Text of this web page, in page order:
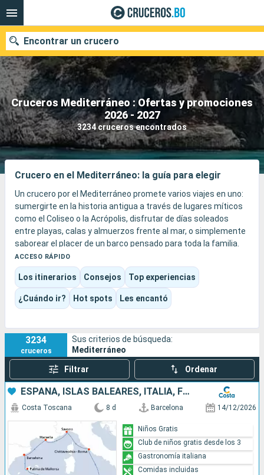
Cruceros Mediterráneo : Ofertas y promociones
2026 - 2027
3234 cruceros encontrados
Encontrar un crucero
Nuestros destinos
Fecha de salida
Puertos Compañías
Buscar
Crucero en el Mediterráneo: la guía para elegir
Un crucero por el Mediterráneo promete varios viajes en uno:
sumergirte en la historia antigua a través de lugares míticos
como el Coliseo o la Acrópolis, disfrutar de días soleados
entre playas, calas y almuerzos frente al mar, o simplemente
saborear el placer de un barco pensado para toda la familia.
Dependiendo del itinerario y del barco escogido, la experiencia
puede ser cultural, gastronómica, de playa o estar
claramente orientada al entretenimiento. Piscinas,
espectáculos, actividades, momentos de relax o grandes
visitas: cada cual puede encontrar su propio ritmo.
ACCESO RÁPIDO
Los itinerarios Consejos Top experiencias
¿Cuándo ir? Hot spots Les encantó
3234
cruceros
Sus criterios de búsqueda:
Mediterráneo
Filtrar Ordenar
ESPAÑA, ISLAS BALEARES, ITALIA, FRANCIA
Costa Toscana 8 d Barcelona 14/12/2026
Niños Gratis
Club de niños gratis desde los 3
Gastronomía italiana
Comidas incluidas